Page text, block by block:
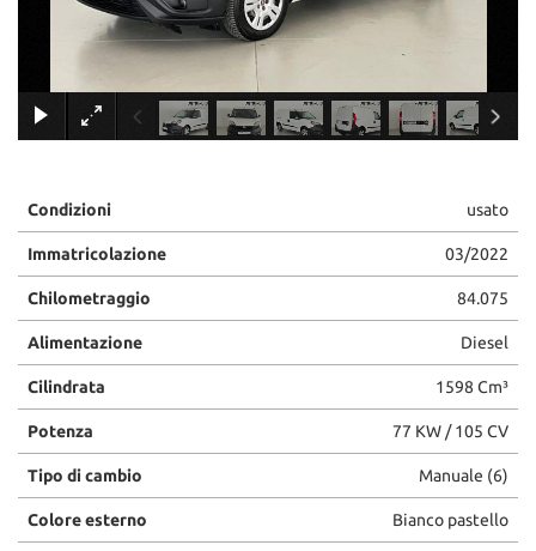
×
Condizioni usato
Immatricolazione 03/2022
Chilometraggio 84.075
Alimentazione Diesel
Cilindrata 1598 Cm³
Potenza 77 KW / 105 CV
Tipo di cambio Manuale (6)
Colore esterno Bianco pastello